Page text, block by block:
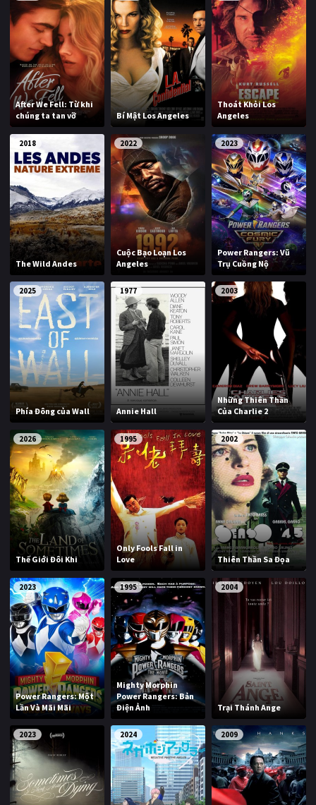
After We Fell: Từ khi
chúng ta tan vỡ
Bí Mật Los Angeles
Thoát Khỏi Los
Angeles
2018
The Wild Andes
2022
Cuộc Bạo Loạn Los
Angeles
2023
Power Rangers: Vũ
Trụ Cuồng Nộ
2025
Phía Đông của Wall
1977
Annie Hall
2003
Những Thiên Thần
Của Charlie 2
2026
Thế Giới Đôi Khi
1995
Only Fools Fall in
Love
2002
Thiên Thần Sa Đọa
2023
Power Rangers: Một
Lần Và Mãi Mãi
1995
Mighty Morphin
Power Rangers: Bản
Điện Ảnh
2004
Trại Thánh Ange
2023 2024 2009